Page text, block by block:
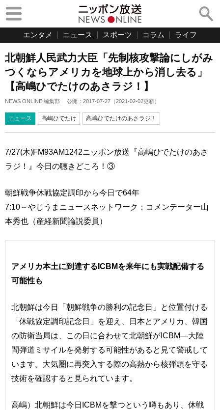
エンタメ ニュース スポーツ コラム ライフ
北朝鮮人民武力大臣「先制核攻撃論にしがみ
つくならアメリカを地球上から消し去る」
【高嶋ひでたけのあさラジ！】
NEWS ONLINE 編集部 公開： 2017-07-27 （2021-02-02更新）
ニュース 高嶋ひでたけ 高嶋ひでたけのあさラジ！
7/27(木)FM93AM1242ニッポン放送『高嶋ひでたけのあさ
ラジ！』今日の聴きどころ！③
朝鮮戦争休戦協定調印から今日で64年
7:10～やじうまニュースネットワーク：コメンテーター山
本秀也（産経新聞論説委員）
アメリカ本土に到達するICBMを来年にも実戦配備する
可能性も
北朝鮮は今日「朝鮮戦争の勝利の記念日」と位置付ける
「休戦協定調印記念日」を迎え、日本とアメリカ、韓国
の防衛当局は、この日に合わせて北朝鮮がICBM―大陸
間弾道ミサイルを発射する可能性があると見て警戒して
います。大気圏に再突入する際の高熱から核弾頭を守る
技術を確認すると見られています。
高嶋）北朝鮮は今日ICBMを撃つという噂もあり、休戦